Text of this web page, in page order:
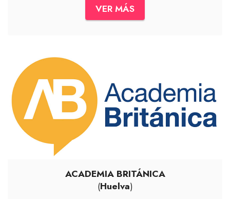
VER MÁS
ACADEMIA BRITÁNICA
(Huelva)